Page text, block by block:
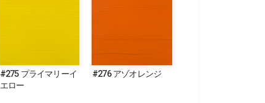
#275 プライマリーイ
エロー
#276 アゾオレンジ